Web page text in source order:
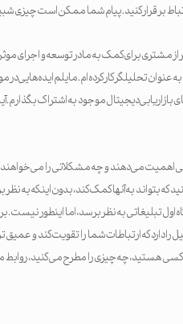
برقرار کنید. پیام شما ممکن است چیزی
مشتری برای کمک به ما در توسعه و اجرای
تحلیلگر کار کرده ام. مایلم ایده‌هایی در
بازاریابی دیجیتال موجود به اشتراک بگذارم.
اهمیت می دهند و چه مشکلاتی را
بتواند به آنها کمک کند، بدون اینکه به نظر
تبلیغاتی به نظر برسد، اما اینطور
دارد که ارتباطات شما را تقویت کند و عمیق
هستید، چه چیزی را مطرح می کنید، روابط